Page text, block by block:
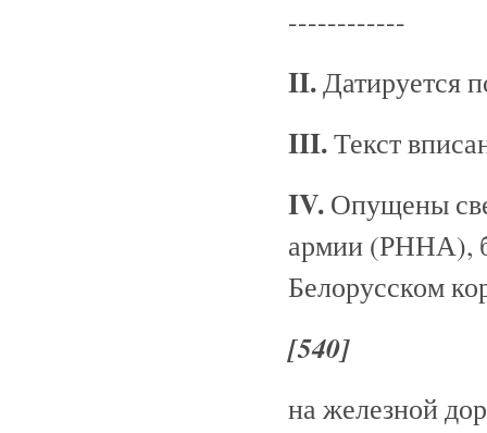
------------
II. Датируется
III.Текст
IV. Опущены
армии (РННА),
Белорусском
[540]
на железной